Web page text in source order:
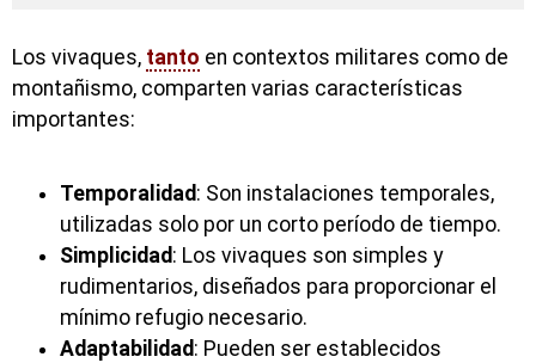
Los vivaques, tanto en contextos militares como de
montañismo, comparten varias características
importantes:
Temporalidad : Son instalaciones temporales,
utilizadas solo por un corto período de tiempo.
Simplicidad : Los vivaques son simples y
rudimentarios, diseñados para proporcionar el
mínimo refugio necesario.
Adaptabilidad : Pueden ser establecidos